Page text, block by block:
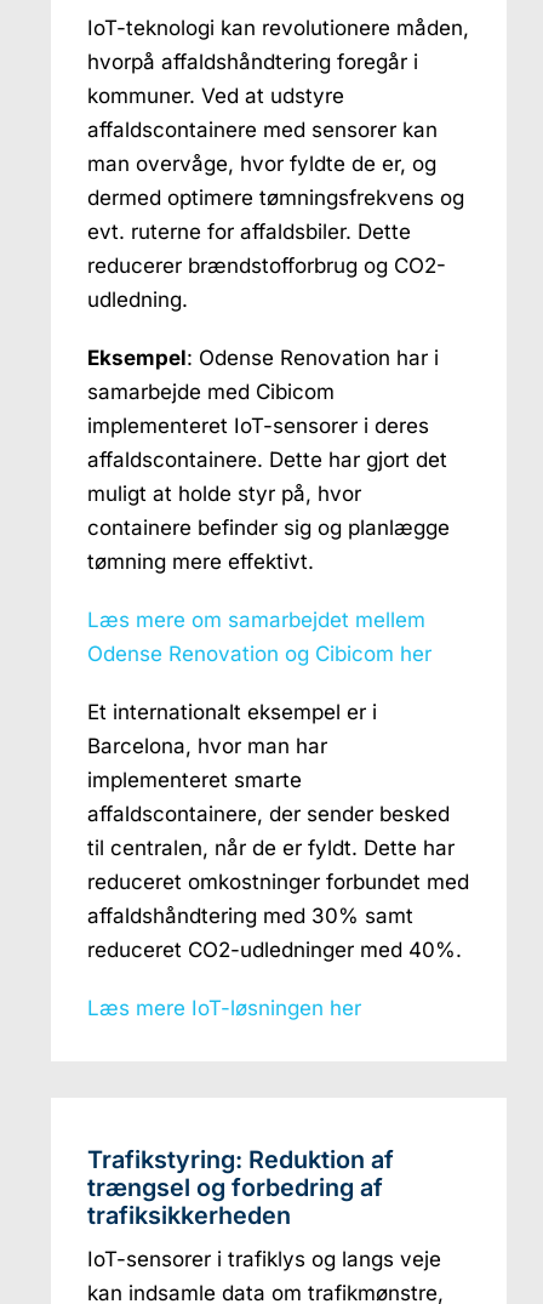
IoT-teknologi kan revolutionere måden,
hvorpå affaldshåndtering foregår i
kommuner. Ved at udstyre
affaldscontainere med sensorer kan
man overvåge, hvor fyldte de er, og
dermed optimere tømningsfrekvens og
evt. ruterne for affaldsbiler. Dette
reducerer brændstofforbrug og CO2-
udledning.
Eksempel: Odense Renovation har i
samarbejde med Cibicom
implementeret IoT-sensorer i deres
affaldscontainere. Dette har gjort det
muligt at holde styr på, hvor
containere befinder sig og planlægge
tømning mere effektivt.
Læs mere om samarbejdet mellem
Odense Renovation og Cibicom her
Et internationalt eksempel er i
Barcelona, hvor man har
implementeret smarte
affaldscontainere, der sender besked
til centralen, når de er fyldt. Dette har
reduceret omkostninger forbundet med
affaldshåndtering med 30% samt
reduceret CO2-udledninger med 40%.
Læs mere IoT-løsningen her
Trafikstyring: Reduktion af
trængsel og forbedring af
trafiksikkerheden
IoT-sensorer i trafiklys og langs veje
kan indsamle data om trafikmønstre,